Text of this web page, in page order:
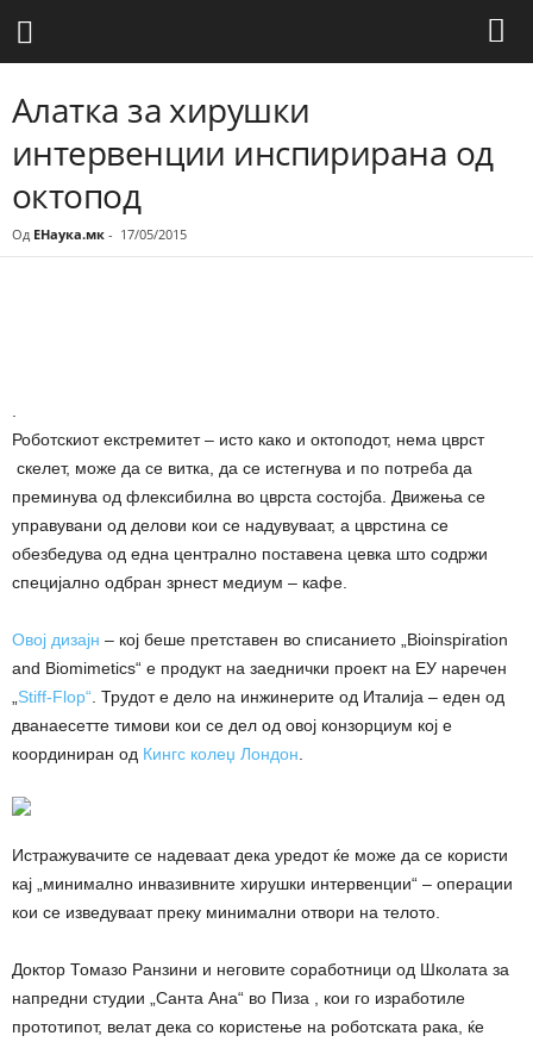
Алатка за хирушки
интервенции инспирирана од
октопод
Од ЕНаука.мк - 17/05/2015
Роботскиот екстремитет – исто како и октоподот, нема цврст
скелет, може да се витка, да се истегнува и по потреба да
преминува од флексибилна во цврста состојба. Движења се
управувани од делови кои се надувуваат, а цврстина се
обезбедува од една централно поставена цевка што содржи
специјално одбран зрнест медиум – кафе.
Овој дизајн – кој беше претставен во списанието „Bioinspiration
and Biomimetics“ е продукт на заеднички проект на ЕУ наречен
Stiff-Flop“ . Трудот е дело на инжинерите од Италија – еден од
дванаесетте тимови кои се дел од овој конзорциум кој е
координиран од Кингс колеџ Лондон
Истражувачите се надеваат дека уредот ќе може да се користи
кај „минимално инвазивните хирушки интервенции“ – операции
кои се изведуваат преку минимални отвори на телото.
Доктор Томазо Ранзини и неговите соработници од Школата за
напредни студии „Санта Ана“ во Пиза , кои го изработиле
прототипот, велат дека со користење на роботската рака, ќе